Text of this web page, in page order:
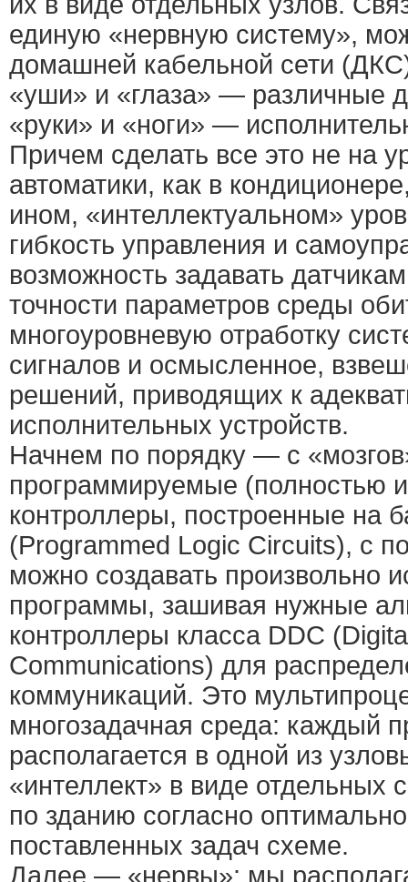
единую «нервную систему»,
домашней кабельной сети
«уши» и «глаза» — различные
«руки» и «ноги» —
Причем сделать все это не на
автоматики, как в
ином, «интеллектуальном»
гибкость управления и
возможность задавать
точности параметров среды
многоуровневую отработку
сигналов и осмысленное,
решений, приводящих к
исполнительных устройств.
Начнем по порядку — с
программируемые (полностью
контроллеры, построенные на
(Programmed Logic Circuits), с
можно создавать произвольно
программы, зашивая нужные
контроллеры класса DDC
Communications) для
коммуникаций. Это
многозадачная среда: каждый
располагается в одной из
«интеллект» в виде отдельных
по зданию согласно
поставленных задач схеме.
Далее — «нервы»: мы